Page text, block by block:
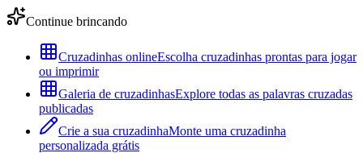
Continue brincando
Cruzadinhas onlineEscolha cruzadinhas prontas para jogar
ou imprimir
Galeria de cruzadinhasExplore todas as palavras cruzadas
publicadas
Crie a sua cruzadinhaMonte uma cruzadinha
personalizada grátis